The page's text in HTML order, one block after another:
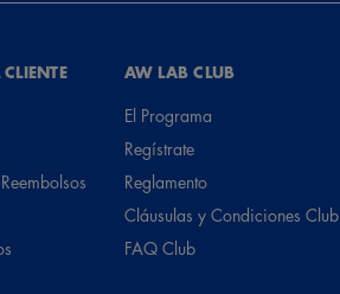
AW LAB CLUB
El Programa
Regístrate
Reglamento
Cláusulas y Condiciones Club
FAQ Club